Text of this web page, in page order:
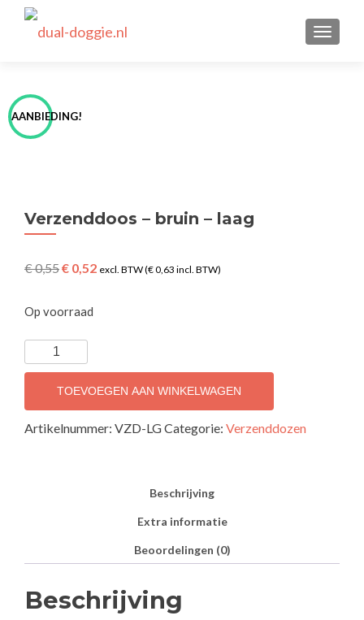
AANBIEDING!
Verzenddoos – bruin – laag
€0,55Original
€ 0,55.
€ 0,52Current
excl. BTW (€0,63 incl. BTW)
Op voorraad
Verzenddoos
-
-
laag
TOEVOEGEN AAN WINKELWAGEN
Artikelnummer: VZD-LGCategorie: Verzenddozen
Beschrijving
Extra informatie
Beoordelingen (0)
Beschrijving